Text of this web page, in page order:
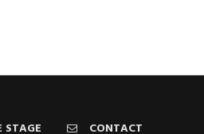
STAGE CONTACT